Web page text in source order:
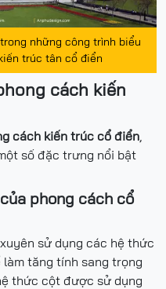
những công trình biểu
trúc tân cổ điển
cách kiến
cách kiến trúc cổ điển,
số đặc trưng nổi bật
phong cách cổ
sử dụng các hệ thức
tăng tính sang trọng
thức cột được sử dụng